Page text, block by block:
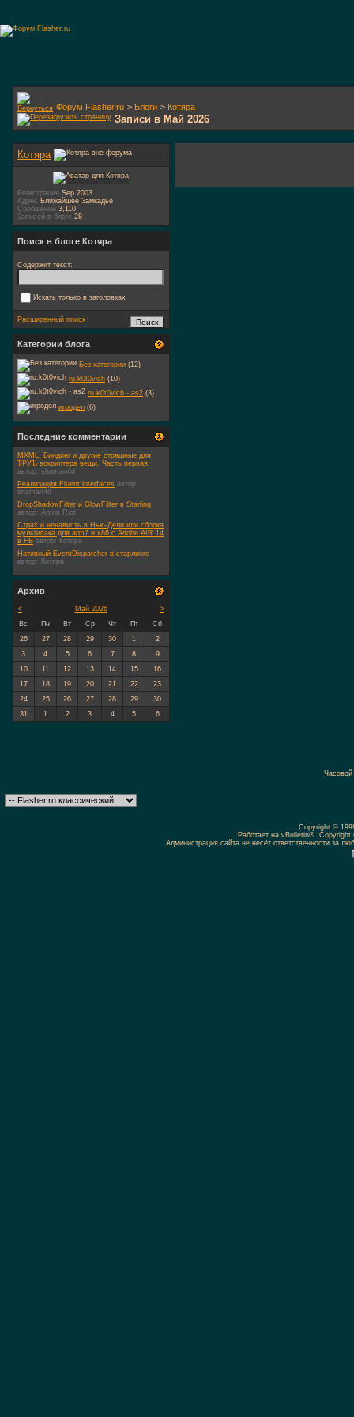
Форум Flasher.ru > Блоги > Котяра
Записи в Май 2026
Котяра
Регистрация Sep 2003
Адрес Ближайшее Замкадье
Сообщений 3,110
Записей в блоге 28
Поиск в блоге Котяра
Содержит текст:
Искать только в заголовках
Расширенный поиск
Категории блога
Без категории (12)
ru.k0t0vich (10)
ru.k0t0vich - as2 (3)
игродел (6)
Последние комментарии
MXML, Биндинг и другие страшные для
ТРУЪ аскриптера вещи. Часть первая.
автор: shaman4d
Реализация Fluent interfaces автор:
shaman4d
DropShadowFilter и GlowFilter в Starling
автор: Anton Riot
Страх и ненависть в Нью-Дели или сборка
мультипака для arm7 и x86 c Adobe AIR 14
в FB автор: Котяра
Нативный EventDispatcher в старлинге
автор: Котяра
Архив
< >
Май 2026
Вс
Пн Вт Ср Чт Пт
Сб
26
27 28 29 30 1
2
3
4 5 6 7 8
9
10
11 12 13 14 15
16
17
18 19 20 21 22
23
24
25 26 27 28 29
30
31
1 2 3 4 5 6
Copyright ©
Работает на vBulletin®.
Администрация сайта не несёт ответственности за